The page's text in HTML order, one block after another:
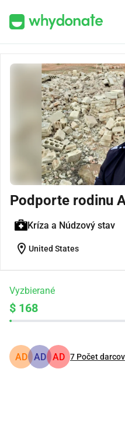
Podporte rodinu
Kríza a Núdzový stav
location_on United States
Vyzbierané
$ 168
AD AD AD 7 Počet darcov